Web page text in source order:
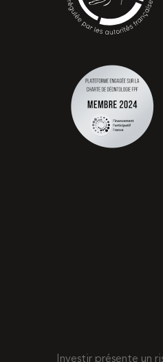
Investir présente un